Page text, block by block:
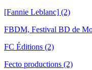
[Fannie Leblanc] (2)
FBDM, Festival BD de
FC Éditions (2)
Fecto productions (2)